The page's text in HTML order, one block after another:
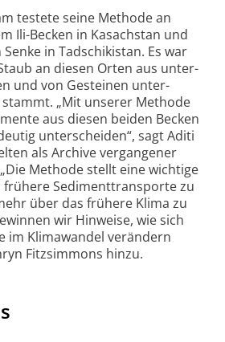
testete seine Methode an
Ili-Becken in Kasachstan und
in Tadschi­kistan. Es war
an diesen Orten aus unter­
und von Gesteinen unter­
„Mit unserer Methode
aus diesen beiden Becken
unterscheiden“, sagt Aditi
als Archive vergangener
Methode stellt eine wichtige
frühere Sediment­transporte zu
über das frühere Klima zu
wir Hinweise, wie sich
im Klima­wandel verändern
Fitzsimmons hinzu.